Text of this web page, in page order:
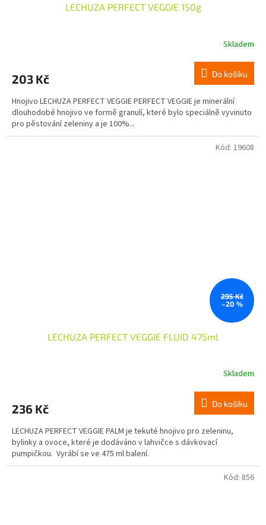
LECHUZA PERFECT VEGGIE 150g
Skladem
203 Kč Do košíku
Hnojivo LECHUZA PERFECT VEGGIE PERFECT VEGGIE je minerální
dlouhodobé hnojivo ve formě granulí, které bylo speciálně vyvinuto
pro pěstování zeleniny a je 100%...
295 Kč
–20 %
LECHUZA PERFECT VEGGIE FLUID 475ml
Skladem
236 Kč Do košíku
LECHUZA PERFECT VEGGIE PALM je tekuté hnojivo pro zeleninu,
bylinky a ovoce, které je dodáváno v lahvičce s dávkovací
pumpičkou. Vyrábí se ve 475 ml balení.
Kód: 19608
Kód: 856